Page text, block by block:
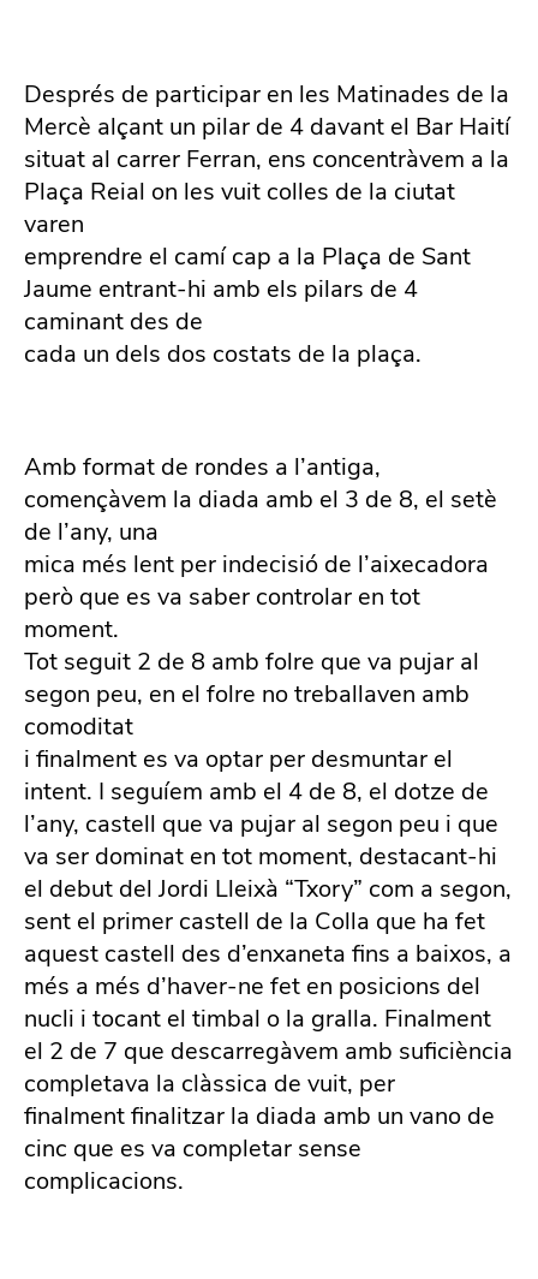
Després de participar en les Matinades de la
Mercè alçant un pilar de 4 davant el Bar Haití
situat al carrer Ferran, ens concentràvem a la
Plaça Reial on les vuit colles de la ciutat
varen
emprendre el camí cap a la Plaça de Sant
Jaume entrant-hi amb els pilars de 4
caminant des de
cada un dels dos costats de la plaça.
Amb format de rondes a l’antiga,
començàvem la diada amb el 3 de 8, el setè
de l’any, una
mica més lent per indecisió de l’aixecadora
però que es va saber controlar en tot
moment.
Tot seguit 2 de 8 amb folre que va pujar al
segon peu, en el folre no treballaven amb
comoditat
i finalment es va optar per desmuntar el
intent. I seguíem amb el 4 de 8, el dotze de
l’any, castell que va pujar al segon peu i que
va ser dominat en tot moment, destacant-hi
el debut del Jordi Lleixà “Txory” com a segon,
sent el primer castell de la Colla que ha fet
aquest castell des d’enxaneta fins a baixos, a
més a més d’haver-ne fet en posicions del
nucli i tocant el timbal o la gralla. Finalment
el 2 de 7 que descarregàvem amb suficiència
completava la clàssica de vuit, per
finalment finalitzar la diada amb un vano de
cinc que es va completar sense
complicacions.